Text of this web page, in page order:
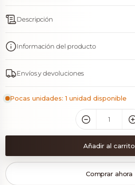
Descripción
Información del producto
Envíos y devoluciones
Pocas unidades: 1 unidad disponible
Añadir al carrito
Comprar ahora